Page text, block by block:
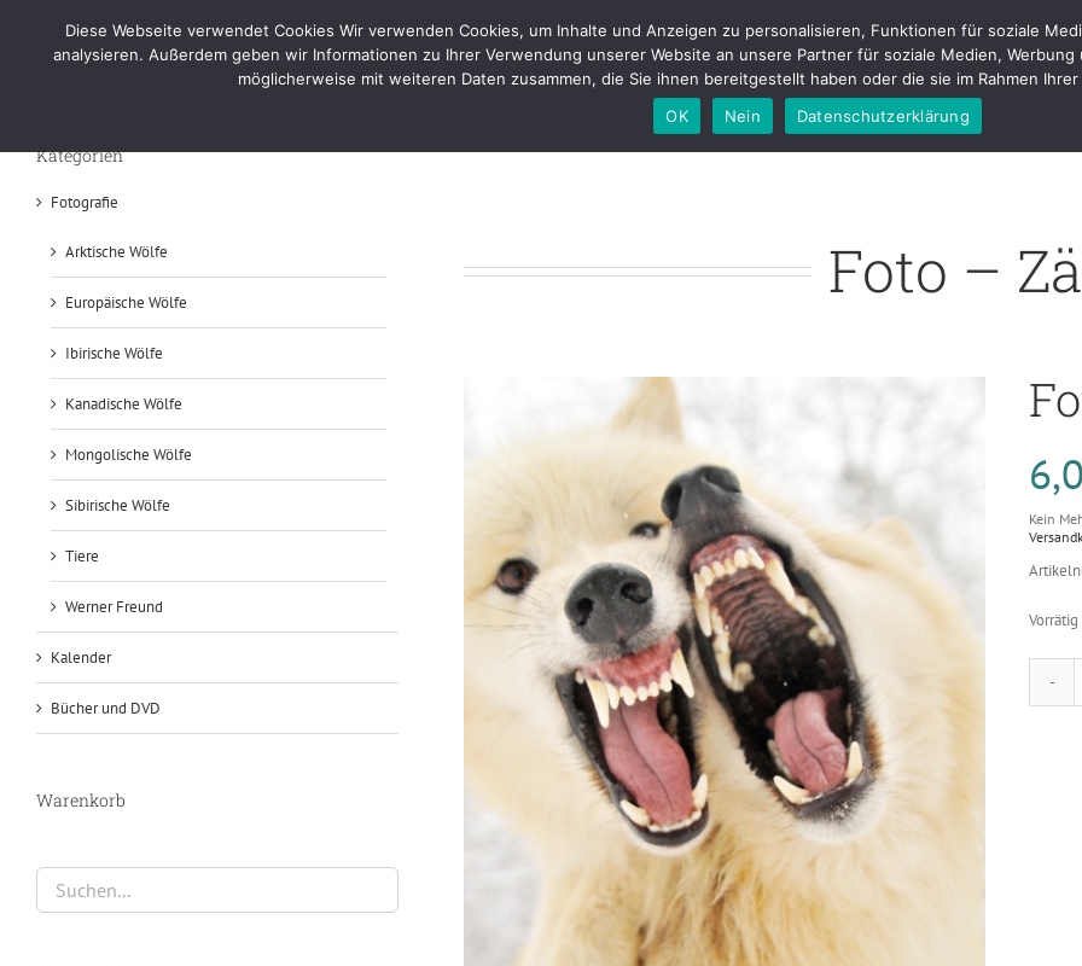
Home Portfolio Fotostudio Buchungen & Preise Kontakt Blog About
Foto – Zähne
Foto –
Kein
Vorrätig
Kategorien
Fotografie
Arktische Wölfe
Europäische Wölfe
Ibirische Wölfe
Kanadische Wölfe
Mongolische Wölfe
Sibirische Wölfe
Tiere
Werner Freund
Kalender
Bücher und DVD
Warenkorb
Diese Webseite verwendet Cookies Wir verwenden Cookies, um Inhalte und Anzeigen zu personalisieren, Funktionen für soziale
analysieren. Außerdem geben wir Informationen zu Ihrer Verwendung unserer Website an unsere Partner für soziale Medien,
möglicherweise mit weiteren Daten zusammen, die Sie ihnen bereitgestellt haben oder die sie im Rahmen
OK
Nein Datenschutzerklärung